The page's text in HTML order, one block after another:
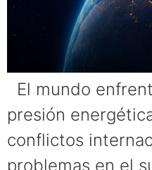
El mundo
presión
conflictos
problemas en el